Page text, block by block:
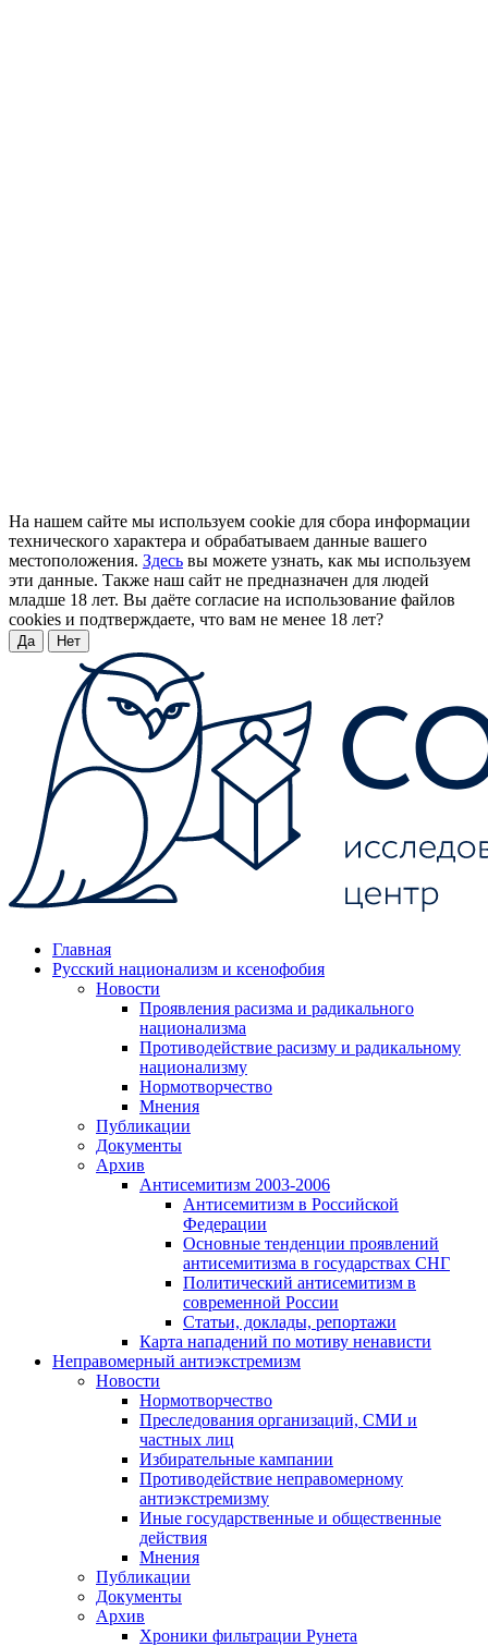
На нашем сайте мы используем cookie для сбора информации
технического характера и обрабатываем данные вашего
местоположения. Здесь вы можете узнать, как мы используем
эти данные. Также наш сайт не предназначен для людей
младше 18 лет. Вы даёте согласие на использование файлов
cookies и подтверждаете, что вам не менее 18 лет?
Да Нет
Главная
Русский национализм и ксенофобия
Новости
Проявления расизма и радикального
национализма
Противодействие расизму и радикальному
национализму
Нормотворчество
Мнения
Публикации
Документы
Архив
Антисемитизм 2003-2006
Антисемитизм в Российской
Федерации
Основные тенденции проявлений
антисемитизма в государствах СНГ
Политический антисемитизм в
современной России
Статьи, доклады, репортажи
Карта нападений по мотиву ненависти
Неправомерный антиэкстремизм
Новости
Нормотворчество
Преследования организаций, СМИ и
частных лиц
Избирательные кампании
Противодействие неправомерному
антиэкстремизму
Иные государственные и общественные
действия
Мнения
Публикации
Документы
Архив
Хроники фильтрации Рунета